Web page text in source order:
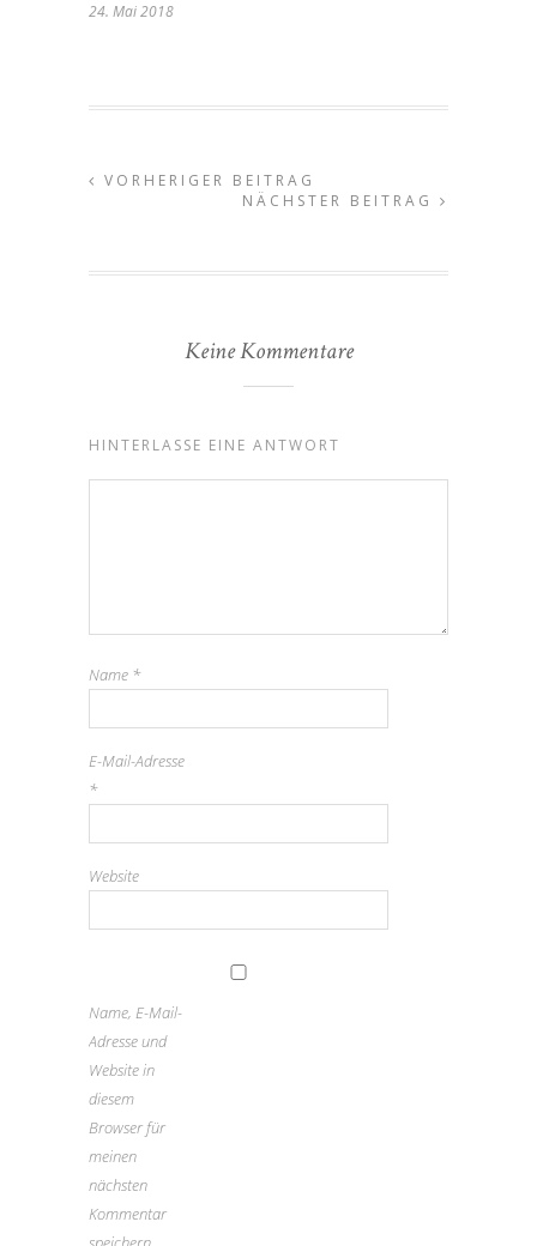
24. Mai 2018
VORHERIGER BEITRAG
NÄCHSTER BEITRAG
Keine Kommentare
HINTERLASSE EINE ANTWORT
Name *
E-Mail-Adresse
*
Website
Name, E-Mail-
Adresse und
Website in
diesem
Browser für
meinen
nächsten
Kommentar